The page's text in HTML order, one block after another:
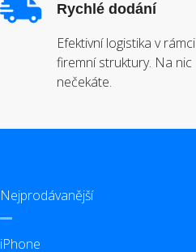
Rychlé dodání
Efektivní logistika v rámci
firemní struktury. Na nic
nečekáte.
Nejprodávanější
iPhone